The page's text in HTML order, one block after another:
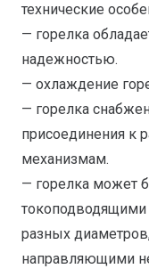
технические
— горелка
надежностью.
— охлаждение
— горелка
присоединения к
механизмам.
— горелка может
токоподводящими
разных
направляющими